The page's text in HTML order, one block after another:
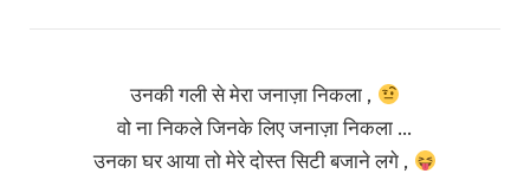
उनकी गली से मेरा जनाज़ा निकला ,
वो ना निकले जिनके लिए जनाज़ा निकला …
उनका घर आया तो मेरे दोस्त सिटी बजाने लगे ,